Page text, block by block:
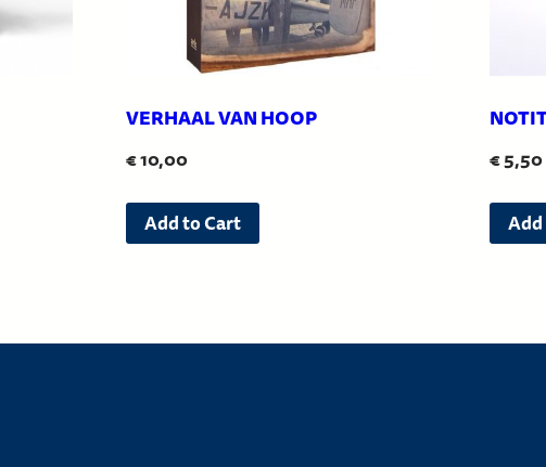
VERHAAL VAN HOOP
€10,00
Add to Cart
€5,50